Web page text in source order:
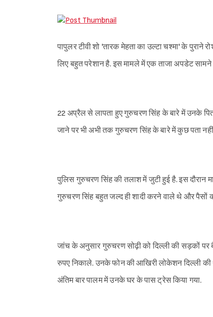
पापुलर टीवी शो 'तारक मेहता का उल्टा चश्मा' के
लिए बहुत परेशान है. इस मामले में एक ताजा अपडेट
22 अप्रैल से लापता हुए गुरुचरण सिंह के बारे में उनके
जाने पर भी अभी तक गुरुचरण सिंह के बारे में कुछ पता
पुलिस गुरुचरण सिंह की तलाश में जुटी हुई है. इस दौरान
गुरुचरण सिंह बहुत जल्द ही शादी करने वाले थे और पैसों
जांच के अनुसार गुरुचरण सोढ़ी को दिल्ली की सड़कों पर
रुपए निकाले. उनके फोन की आखिरी लोकेशन दिल्ली
अंतिम बार पालम में उनके घर के पास ट्रेस किया गया.